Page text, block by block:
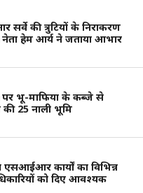
की त्रुटियों के निराकरण
हेम आर्य ने जताया आभार
पर भू-माफिया के कब्जे से
की 25 नाली भूमि
कार्यों का विभिन्न
को दिए आवश्यक